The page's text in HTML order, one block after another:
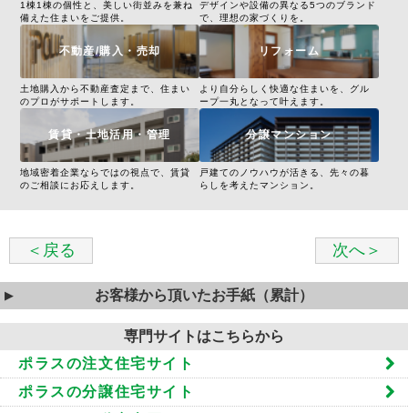
1棟1棟の個性と、美しい街並みを兼ね
備えた住まいをご提供。
デザインや設備の異なる5つのブランド
で、理想の家づくりを。
不動産/購入・売却
土地購入から不動産査定まで、住まい
のプロがサポートします。
リフォーム
より自分らしく快適な住まいを、グル
ープ一丸となって叶えます。
賃貸・土地活用・管理
地域密着企業ならではの視点で、賃貸
のご相談にお応えします。
分譲マンション
戸建てのノウハウが活きる、先々の暮
らしを考えたマンション。
＜戻る 次へ＞
お客様から頂いたお手紙（累計）
専門サイトはこちらから
ポラスの注文住宅サイト
ポラスの分譲住宅サイト